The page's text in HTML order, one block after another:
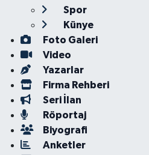
Spor
Künye
Foto Galeri
Video
Yazarlar
Firma Rehberi
Seri İlan
Röportaj
Biyografi
Anketler